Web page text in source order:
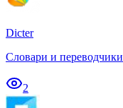
Dicter
Словари и переводчики
2